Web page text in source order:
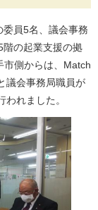
員5名、議会事務
階の起業支援の拠
市側からは、Match
議会事務局職員が
れました。